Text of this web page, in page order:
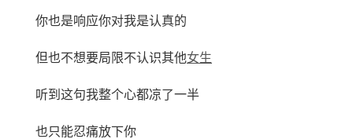
你也是响应你对我是认真的
但也不想要局限不认识其他女生
听到这句我整个心都凉了一半
也只能忍痛放下你